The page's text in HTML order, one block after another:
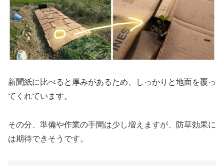
新聞紙に比べると厚みがあるため、しっかりと地面を覆っ
てくれています。
その分、準備や作業の手間は少し増えますが、防草効果に
は期待できそうです。